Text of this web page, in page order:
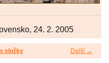
24. 2. 2005
Další →
složky